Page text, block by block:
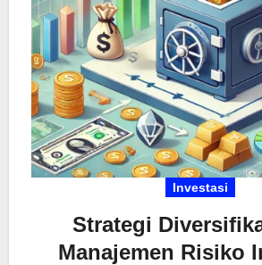
Investasi
Strategi
Manajemen Risiko